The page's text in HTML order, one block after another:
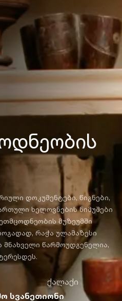
დოკუმენტები, წიგნები,
ხელოვნების ნიმუშები
მუზეუმში
რაჭა ულამაზესი
მნახველი წარმოუდგენელია,
სვანეთი
ქალაქი
ონი